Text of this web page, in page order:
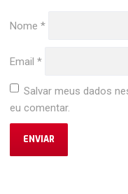
Nome*
Email*
Salvar meus dados
eu comentar.